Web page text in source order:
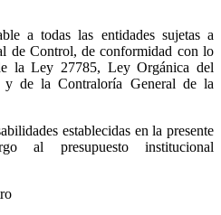
a todas las entidades sujetas a
de Control, de conformidad con lo
la Ley 27785, Ley Orgánica del
y de la Contraloría General de la
establecidas en la presente
al presupuesto institucional